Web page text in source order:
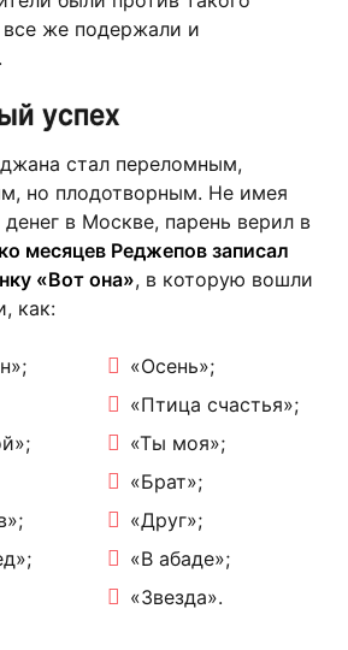
же подержали и
успех
стал переломным,
но плодотворным. Не имея
в Москве, парень верил в
месяцев Реджепов записал
«Вот она», в которую вошли
как:
«Осень»;
«Птица счастья»;
«Ты моя»;
«Брат»;
«Друг»;
«В абаде»;
«Звезда».